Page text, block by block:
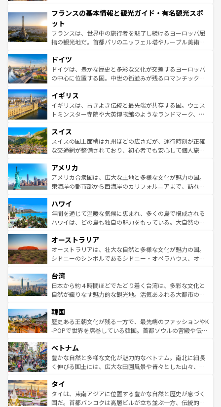
ませてくれるイタリアで、忘れられない旅をしてみよう！
なお、新着のイタリア情報は
しい。
文化が根付くこの国では、情熱的なフラメンコ、熱気あふ
れる闘牛、そして美味しいタパスが生活の一部となってい
る。首都マドリードの洗練された雰囲気や、バルセロナの
アートに溢れた街角から、地方では古代ローマ遺跡や中世
せる。地方によって風土や気候が異なるスペインはその個
性で訪れる人を魅了する。 なお、新着のスペイン情報は コ
ンテンツ一覧を参照してほしい。
フランスの基本情報と観光ガイド・有名観光スポ
ット
フランスは、世界中の旅行者を魅了し続けるヨーロッパ屈
指の観光地だ。首都パリのエッフェル塔やルーブル美術館
で、幅広い魅力が詰まっている。華麗な宮殿、歴史的な大
聖堂、美しいビーチ、そして豊かな自然が、訪れる者を心
から魅了する。また、フランスは美食の国としても知ら
いる。シャンパンの発祥地であるランス、プロヴァンスの
香り高いラベンダー畑など、多彩な楽しみ方が可能だ。さ
らに、パリ以外の地域にも魅力が溢れており、どの街角に
れる地方に足を運ぶとそれぞれで全く異なる文化を体験で
きるだろう。 なお、新着のフランス情報はコンテンツ一覧
を参照してほしい。
ドイツ
ドイツは、豊かな歴史と多彩な文化が交差するヨーロッパ
の中心に位置する国。中世の街並みが残るロマンチック街
顔を持つこの国は、どこを歩いても飽きることがない。ベ
ルリンの文化的活気、バイエルン州のアルプスの絶景、そ
してライン川沿いのワイン畑といった風景は必見。ビール
は、お酒好きな人にはぜひ体験してほしい。 なお、新着の
ドイツ情報はコンテンツ一覧を参照してほしい。
イギリス
イギリスは、古きよき伝統と最先端が共存する国。ウェス
トミンスター寺院や大英博物館のようなランドマーク、歴
リアごとに異なる魅力がある。また、優雅なアフタヌーン
ティー、ビール好きにはたまらない英国パブ、サッカー観
戦など、本場だからこそできる体験も豊富。イギリスを旅
ンツ一覧を参照してほしい。
スイス
スイスの国土面積は九州ほどの広さだが、運行時刻が正確
な交通網が整備されており、初心者でも安心して個人旅行
の建物がそのまま残る町や、スイスならではのユニークな
博物館もあり、アルプス観光だけでなく町歩きも満喫する
ことができる。国民の所得が高いため物価も高いが、旅行
ば市内交通費無料で観光を楽しむこともできる。 なお、新
着のスイス情報はコンテンツ一覧 を参照してほしい。
アメリカ
アメリカ合衆国は、広大な土地と多様な文化が魅力の国。
東海岸の都市部から西海岸のカリフォルニアまで、訪れる
のような巨大都市は、観光、ショッピング、エンターテイ
ンメントが詰まった刺激的なスポットだ。一方、アメリカ
西部には大自然が広がり、グランドキャニオンやイエロー
部のニューオーリンズでは、音楽と美食が融合した独特の
文化が魅力。旅行者はアメリカの各地域で異なる魅力を楽
しみながら、その多様性と豊かな歴史を感じることができ
ならではの贅沢な旅のスタイルだ。 なお、新着のアメリカ
情報はコンテンツ一覧を参照してほしい。
ハワイ
年間を通じて温暖な気候に恵まれ、多くの島で構成される
ハワイは、どの島も独自の魅力をもっている。大自然の神
ワイ島は見逃せない。また、定番の観光地といえばオアフ
島だが、静かな自然を求めるならマウイ島やカウアイ島が
おすすめ。エメラルドグリーンに輝く海をはじめ、豊かな
れるおもてなしの心で訪れる人々を迎えてくれるハワイの
人々、おいしいローカルフードやハワイアンミュージッ
ク、伝統的なフラダンスなど、すべてがハワイの魅力を彩
ワイを、存分に味わってほしい。 なお、新着のハワイ情報
はコンテンツ一覧を参照してほしい。
オーストラリア
オーストラリアは、壮大な自然と多様な文化が魅力の国。
シドニーのシンボルであるシドニー・オペラハウス、オー
リアリーフや大陸中央部にそびえるウルル（エアーズロッ
ク）、タスマニアの美しい原生林やケアンズの熱帯雨林な
ど、見どころがたくさん。また、カフェやワイン、オージ
いる。アクティビティも充実しており、サーフィンやダイ
ビング、ハイキングなど、アウトドア好きにはたまらな
い。オーストラリアの多彩な魅力を存分に味わいつくそ
参照してほしい。
台湾
日本から約４時間ほどでたどり着く台湾は、多彩な文化と
自然が織りなす魅力的な観光地。活気あふれる大都市の台
ン）、静ひつな山岳地帯である台湾東部など、都市の喧騒
と山間の静けさが共存しており、訪れる人に新しい発見と
驚きをもたらしてくれる。また、奥深い台湾の食文化も魅
容にもいいと評判のスイーツなど、バラエティ豊かな料理
が味わえる。 なお、新着の台湾情報は コンテンツ一覧を参
照してほしい。
韓国
歴史ある王朝文化が残る一方で、最先端のファッションやK
-POPで世界を席巻している韓国。首都ソウルの宮殿や伝統
き、地方に足を延ばせば四季折々の自然美を楽しむことが
できる。そして、キムチや焼肉、絶品のストリートフード
まで、さまざまな韓国料理が待っている。夜には、韓国な
リティに包まれながら、韓国の多彩な魅力を心ゆくまで味
わってみてほしい。 なお、新着の韓国情報はコンテンツ一
覧を参照してほしい。
ベトナム
豊かな自然と多様な文化が魅力的なベトナム。南北に細長
く伸びる国土には、広大な田園風景や青々とした山々、世
急速な発展と共に伝統が息づく。ハノイの古い町並みやホ
ーチミン市のフランス統治時代の建物も、独特の雰囲気を
醸し出している。また、バラエティの豊かさとおいしさで
タイ
タイは、東南アジアに位置する豊かな自然と歴史が息づく
国だ。首都バンコクは高層ビルが立ち並ぶ一方、伝統的な